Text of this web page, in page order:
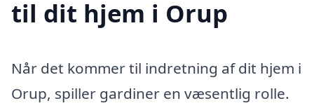
til dit hjem i Orup
Når det kommer til indretning af dit hjem i
Orup, spiller gardiner en væsentlig rolle.